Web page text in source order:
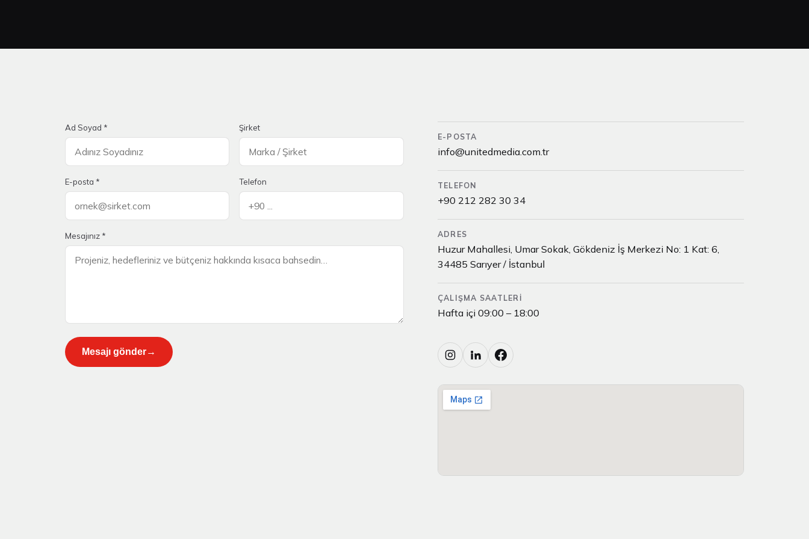
Ad Soyad * Şirket
E-posta * Telefon
Mesajınız *
Mesajı gönder→
E-POSTA
info@unitedmedia.com.tr
TELEFON
+90 212 282 30 34
ADRES
Huzur Mahallesi, Umar Sokak, Gökdeniz İş Merkezi No: 1 Kat: 6,
34485 Sarıyer / İstanbul
ÇALIŞMA SAATLERI
Hafta içi 09:00 – 18:00